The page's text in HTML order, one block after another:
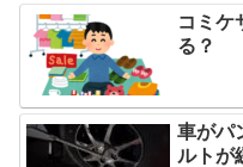
コミケ
る？
車がパ
ルトが